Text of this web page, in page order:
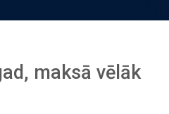
maksā vēlāk